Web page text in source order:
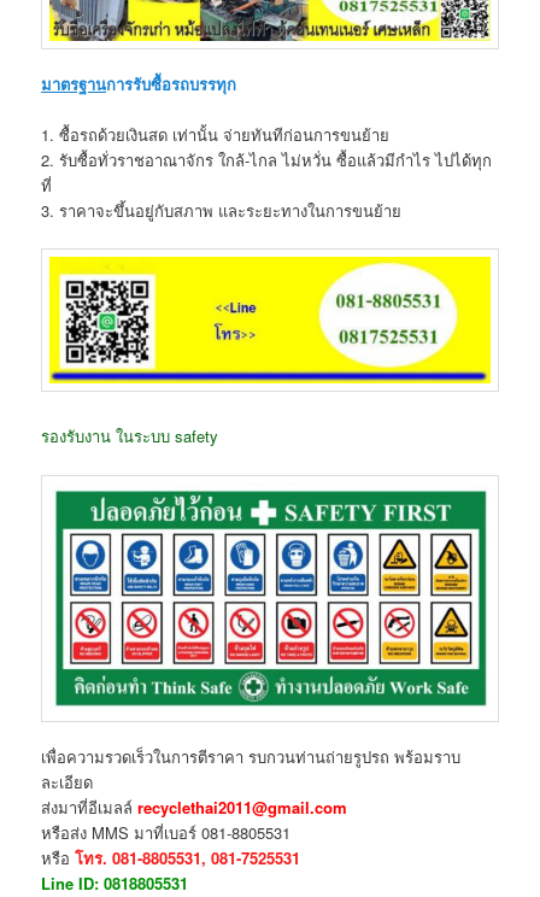
มาตรฐานการรับซื้อรถบรรทุก
1. ซื้อรถด้วยเงินสด เท่านั้น จ่ายทันทีก่อนการขนย้าย
2. รับซื้อทั่วราชอาณาจักร ใกล้-ไกล ไม่หวั่น ซื้อแล้วมีกำไร ไปได้ทุก
ที่
3. ราคาจะขึ้นอยู่กับสภาพ และระยะทางในการขนย้าย
รองรับงาน ในระบบ safety
เพื่อความรวดเร็วในการตีราคา รบกวนท่านถ่ายรูปรถ พร้อมราบ
ละเอียด
ส่งมาที่อีเมลล์recyclethai2011@gmail.com
หรือส่ง MMS มาที่เบอร์ 081-8805531
หรือ โทร. 081-8805531, 081-7525531
Line ID: 0818805531